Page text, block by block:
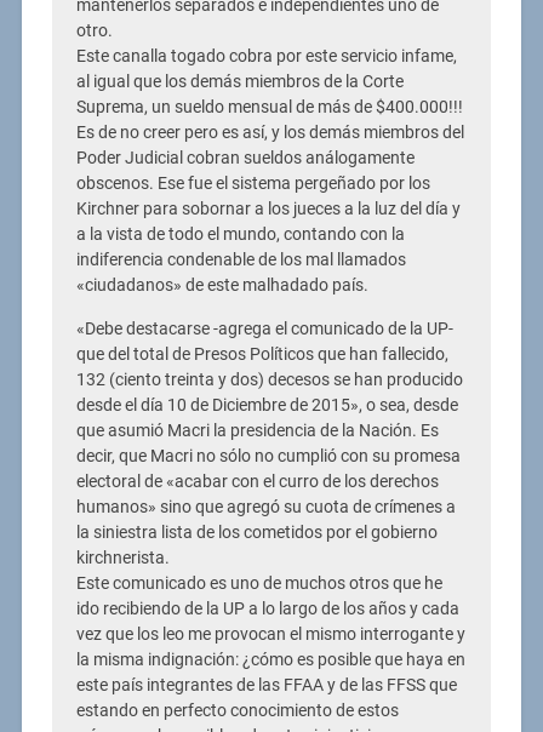
mantenerlos separados e independientes uno de
otro.
Este canalla togado cobra por este servicio infame,
al igual que los demás miembros de la Corte
Suprema, un sueldo mensual de más de $400.000!!!
Es de no creer pero es así, y los demás miembros del
Poder Judicial cobran sueldos análogamente
obscenos. Ese fue el sistema pergeñado por los
Kirchner para sobornar a los jueces a la luz del día y
a la vista de todo el mundo, contando con la
indiferencia condenable de los mal llamados
«ciudadanos» de este malhadado país.
«Debe destacarse -agrega el comunicado de la UP-
que del total de Presos Políticos que han fallecido,
132 (ciento treinta y dos) decesos se han producido
desde el día 10 de Diciembre de 2015», o sea, desde
que asumió Macri la presidencia de la Nación. Es
decir, que Macri no sólo no cumplió con su promesa
electoral de «acabar con el curro de los derechos
humanos» sino que agregó su cuota de crímenes a
la siniestra lista de los cometidos por el gobierno
kirchnerista.
Este comunicado es uno de muchos otros que he
ido recibiendo de la UP a lo largo de los años y cada
vez que los leo me provocan el mismo interrogante y
la misma indignación: ¿cómo es posible que haya en
este país integrantes de las FFAA y de las FFSS que
estando en perfecto conocimiento de estos